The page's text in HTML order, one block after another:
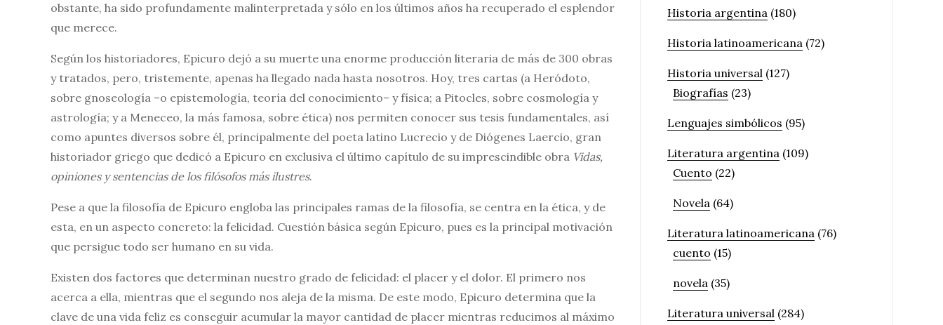
obstante, ha sido profundamente malinterpretada y sólo en los últimos años ha recuperado el esplendor
que merece.
Según los historiadores, Epicuro dejó a su muerte una enorme producción literaria de más de 300 obras
y tratados, pero, tristemente, apenas ha llegado nada hasta nosotros. Hoy, tres cartas (a Heródoto,
sobre gnoseología –o epistemología, teoría del conocimiento– y física; a Pitocles, sobre cosmología y
astrología; y a Meneceo, la más famosa, sobre ética) nos permiten conocer sus tesis fundamentales, así
como apuntes diversos sobre él, principalmente del poeta latino Lucrecio y de Diógenes Laercio, gran
historiador griego que dedicó a Epicuro en exclusiva el último capítulo de su imprescindible obra Vidas,
opiniones y sentencias de los filósofos más ilustres.
Pese a que la filosofía de Epicuro engloba las principales ramas de la filosofía, se centra en la ética, y de
esta, en un aspecto concreto: la felicidad. Cuestión básica según Epicuro, pues es la principal motivación
que persigue todo ser humano en su vida.
Existen dos factores que determinan nuestro grado de felicidad: el placer y el dolor. El primero nos
acerca a ella, mientras que el segundo nos aleja de la misma. De este modo, Epicuro determina que la
clave de una vida feliz es conseguir acumular la mayor cantidad de placer mientras reducimos al máximo
Historia argentina (180)
Historia latinoamericana (72)
Historia universal (127)
Biografías (23)
Lenguajes simbólicos (95)
Literatura argentina (109)
Cuento (22)
Novela (64)
Literatura latinoamericana (76)
cuento (15)
novela (35)
Literatura universal (284)